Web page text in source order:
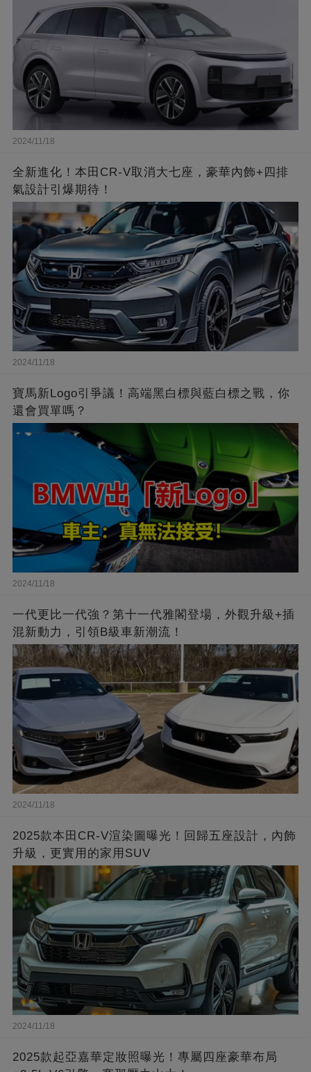
2024/11/18
全新進化！本田CR-V取消大七座，豪華內飾+四排
氣設計引爆期待！
2024/11/18
寶馬新Logo引爭議！高端黑白標與藍白標之戰，你
還會買單嗎？
2024/11/18
一代更比一代強？第十一代雅閣登場，外觀升級+插
混新動力，引領B級車新潮流！
2024/11/18
2025款本田CR-V渲染圖曝光！回歸五座設計，內飾
升級，更實用的家用SUV
2024/11/18
2025款起亞嘉華定妝照曝光！專屬四座豪華布局